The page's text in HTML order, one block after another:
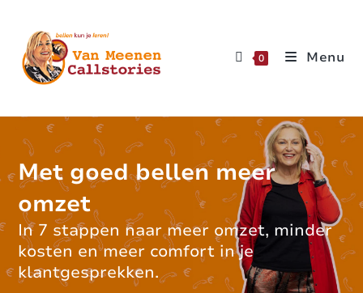
0 Menu
Met goed bellen meer
omzet
In 7 stappen naar meer omzet, minder
kosten en meer comfort in je
klantgesprekken.